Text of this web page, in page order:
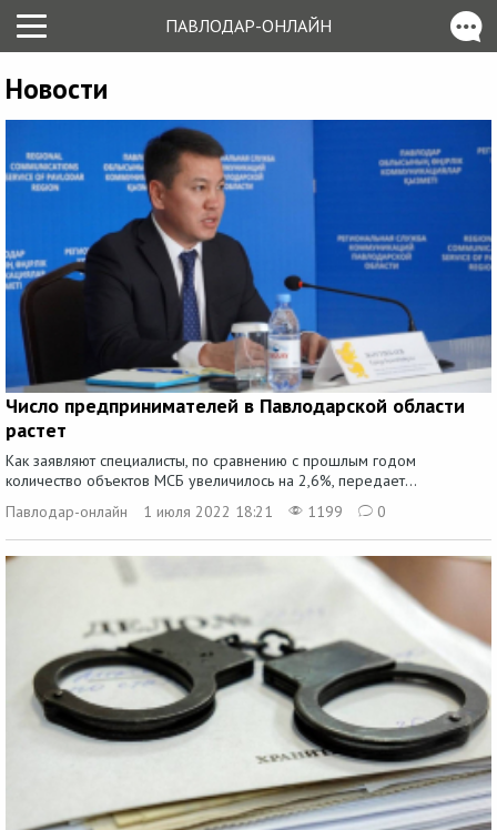
ПАВЛОДАР-ОНЛАЙН
Новости
Число предпринимателей в Павлодарской области
растет
Как заявляют специалисты, по сравнению с прошлым годом
количество объектов МСБ увеличилось на 2,6%, передает...
Павлодар-онлайн
1 июля 2022 18:21 1199 0